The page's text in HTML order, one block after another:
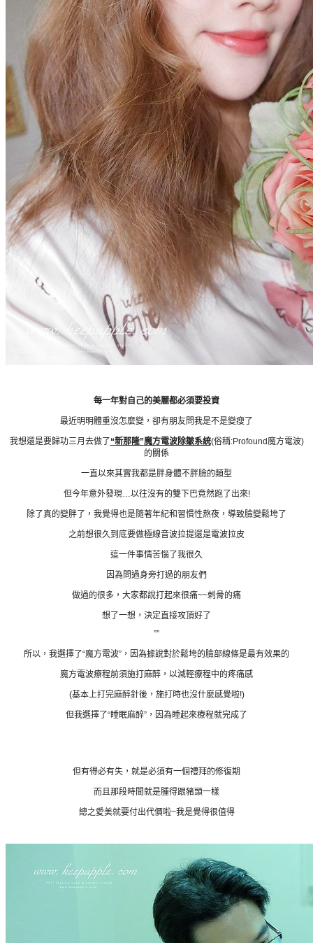
每一年對自己的美麗都必須要投資
最近明明體重沒怎麼變，卻有朋友問我是不是變瘦了
我想還是要歸功三月去做了“新那隆”魔方電波除皺系統(俗稱:Profound魔方電波)
的關係
一直以來其實我都是胖身體不胖臉的類型
但今年意外發現…以往沒有的雙下巴竟然跑了出來!
除了真的變胖了，我覺得也是隨著年紀和習慣性熬夜，導致臉變鬆垮了
之前想很久到底要做極線音波拉提還是電波拉皮
這一件事情苦惱了我很久
因為問過身旁打過的朋友們
做過的很多，大家都說打起來很痛~~刺骨的痛
想了一想，決定直接攻頂好了
””
所以，我選擇了“魔方電波”，因為據說對於鬆垮的臉部線條是最有效果的
魔方電波療程前須施打麻醉，以減輕療程中的疼痛感
(基本上打完麻醉針後，施打時也沒什麼感覺啦!)
但我選擇了“睡眠麻醉”，因為睡起來療程就完成了
但有得必有失，就是必須有一個禮拜的修復期
而且那段時間就是腫得跟豬頭一樣
總之愛美就要付出代價啦~我是覺得很值得